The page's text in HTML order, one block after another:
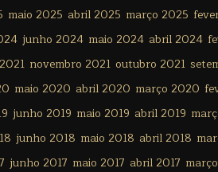
maio 2025 abril 2025 março 2025
junho 2024 maio 2024 abril 2024
novembro 2021 outubro 2021
maio 2020 abril 2020 março 2020
junho 2019 maio 2019 abril 2019
junho 2018 maio 2018 abril 2018
junho 2017 maio 2017 abril 2017